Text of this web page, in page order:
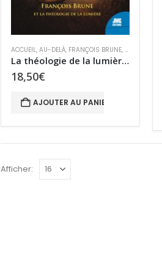
ACCUEIL, AU-DELÀ, FRANÇOIS BRUNE, MIRACLES
La théologie de la lumière : Entretiens inédits avec François Brune
18,50€
AJOUTER AU PANIER
Afficher: